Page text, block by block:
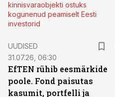
kinnisvaraobjekti ostuks
kogunenud peamiselt Eesti
investorid
UUDISED
31.07.26, 06:30
EfTEN rühib eesmärkide
poole. Fond paisutas
kasumit, portfelli ja